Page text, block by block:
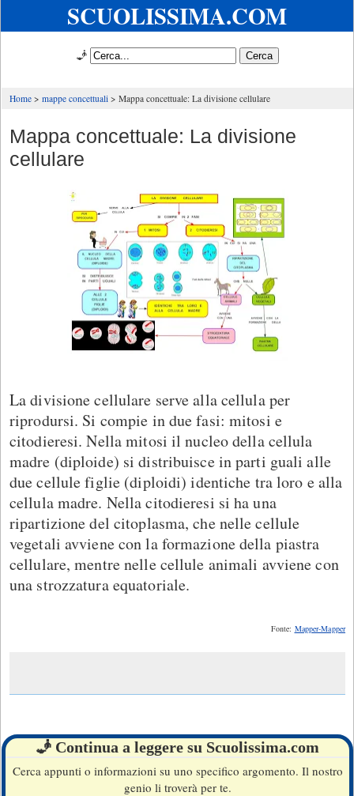
SCUOLISSIMA.COM
🧞
Home mappe concettuali Mappa concettuale: La divisione cellulare
Mappa concettuale: La divisione
cellulare
La divisione cellulare serve alla cellula per
riprodursi. Si compie in due fasi: mitosi e
citodieresi. Nella mitosi il nucleo della cellula
madre (diploide) si distribuisce in parti guali alle
due cellule figlie (diploidi) identiche tra loro e alla
cellula madre. Nella citodieresi si ha una
ripartizione del citoplasma, che nelle cellule
vegetali avviene con la formazione della piastra
cellulare, mentre nelle cellule animali avviene con
una strozzatura equatoriale.
Fonte: Mapper-Mapper
🧞 Continua a leggere su Scuolissima.com
Cerca appunti o informazioni su uno specifico argomento. Il nostro
genio li troverà per te.